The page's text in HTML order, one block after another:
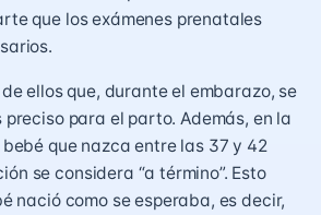
que losexámenes prenatales
ellos que, duranteel embarazo, se
para el parto. Además, en la
que nazca entre las 37 y 42
se considera “a término”. Esto
nació como se esperaba, es decir,